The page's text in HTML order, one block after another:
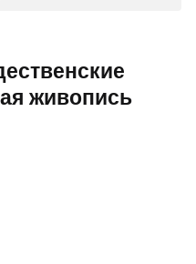
живопись